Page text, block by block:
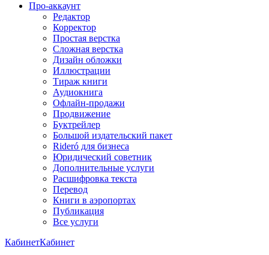
Про-аккаунт
Редактор
Корректор
Простая верстка
Сложная верстка
Дизайн обложки
Иллюстрации
Тираж книги
Аудиокнига
Офлайн-продажи
Продвижение
Буктрейлер
Большой издательский пакет
Rideró для бизнеса
Юридический советник
Дополнительные услуги
Расшифровка текста
Перевод
Книги в аэропортах
Публикация
Все услуги
КабинетКабинет